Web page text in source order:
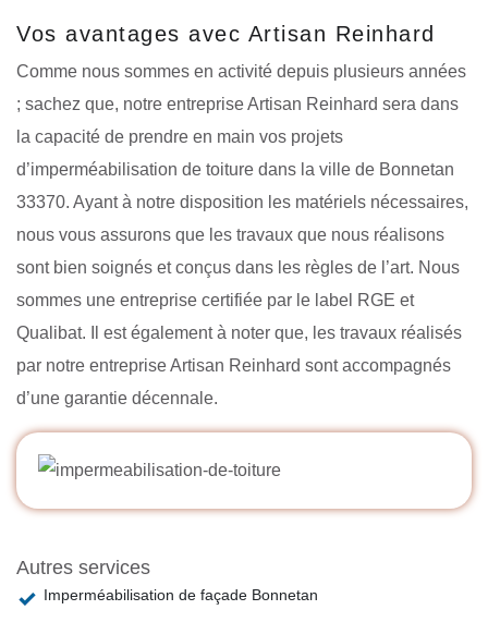
Vos avantages avec Artisan Reinhard
Comme nous sommes en activité depuis plusieurs années
; sachez que, notre entreprise Artisan Reinhard sera dans
la capacité de prendre en main vos projets
d’imperméabilisation de toiture dans la ville de Bonnetan
33370. Ayant à notre disposition les matériels nécessaires,
nous vous assurons que les travaux que nous réalisons
sont bien soignés et conçus dans les règles de l’art. Nous
sommes une entreprise certifiée par le label RGE et
Qualibat. Il est également à noter que, les travaux réalisés
par notre entreprise Artisan Reinhard sont accompagnés
d’une garantie décennale.
Autres services
Imperméabilisation de façade Bonnetan